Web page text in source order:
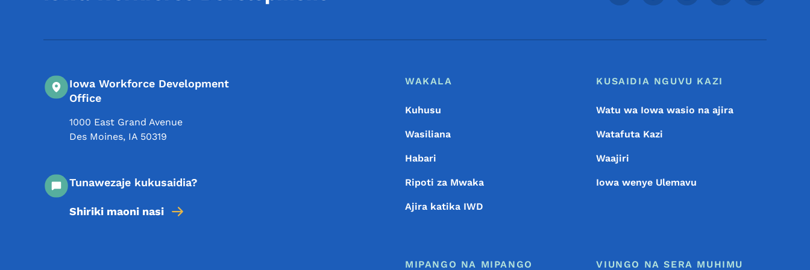
Iowa Workforce Development
Office
1000 East Grand Avenue
Des Moines, IA 50319
Tunawezaje kukusaidia?
Shiriki maoni nasi
Menyu ya Chini
Footer
WAKALA
Kuhusu
Wasiliana
Habari
Ripoti za Mwaka
Ajira katika IWD
KUSAIDIA NGUVU KAZI
Watu wa Iowa wasio na ajira
Watafuta Kazi
Waajiri
Iowa wenye Ulemavu
MIPANGO NA MIPANGO VIUNGO NA SERA MUHIMU